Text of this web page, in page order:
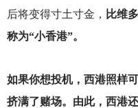
后将变得寸土寸金， 比维
称为“小香港”。
如果你想投机，西港照样
挤满了赌场。由此，西港